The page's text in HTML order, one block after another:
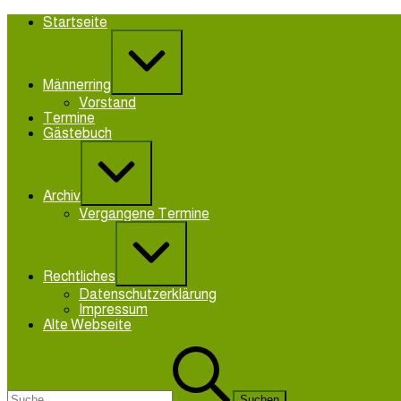
Zum
Startseite
Männerring
Vorstand
Termine
Gästebuch
Archiv
Vergangene Termine
Rechtliches
Datenschutzerklärung
Impressum
Alte Webseite